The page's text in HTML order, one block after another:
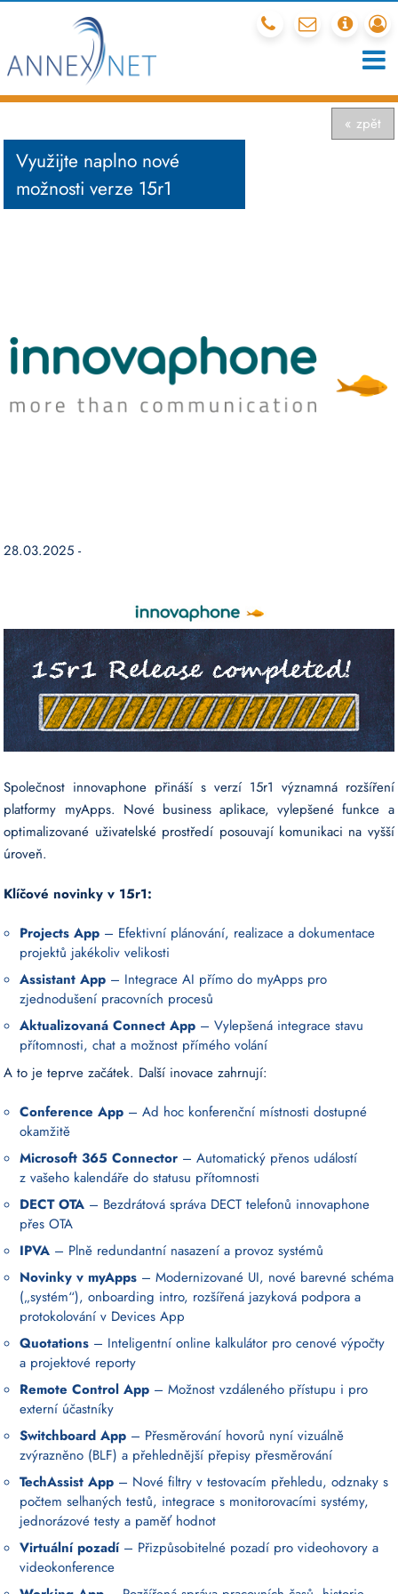
212 341 540
mail
« zpět
Využijte naplno nové
možnosti verze 15r1
28.03.2025 -
Společnost innovaphone přináší s verzí 15r1 významná rozšíření
platformy myApps. Nové business aplikace, vylepšené funkce a
optimalizované uživatelské prostředí posouvají komunikaci na vyšší
úroveň.
Klíčové novinky v 15r1:
Projects App – Efektivní plánování, realizace a dokumentace
projektů jakékoliv velikosti
Assistant App – Integrace AI přímo do myApps pro
zjednodušení pracovních procesů
Aktualizovaná Connect App – Vylepšená integrace stavu
přítomnosti, chat a možnost přímého volání
A to je teprve začátek. Další inovace zahrnují:
Conference App – Ad hoc konferenční místnosti dostupné
okamžitě
Microsoft 365 Connector – Automatický přenos událostí
z vašeho kalendáře do statusu přítomnosti
DECT OTA – Bezdrátová správa DECT telefonů innovaphone
přes OTA
IPVA – Plně redundantní nasazení a provoz systémů
Novinky v myApps – Modernizované UI, nové barevné schéma
(„systém“), onboarding intro, rozšířená jazyková podpora a
protokolování v Devices App
Quotations – Inteligentní online kalkulátor pro cenové výpočty
a projektové reporty
Remote Control App – Možnost vzdáleného přístupu i pro
externí účastníky
Switchboard App – Přesměrování hovorů nyní vizuálně
zvýrazněno (BLF) a přehlednější přepisy přesměrování
TechAssist App – Nové filtry v testovacím přehledu, odznaky s
počtem selhaných testů, integrace s monitorovacími systémy,
jednorázové testy a paměť hodnot
Virtuální pozadí– Přizpůsobitelné pozadí pro videohovory a
videokonference